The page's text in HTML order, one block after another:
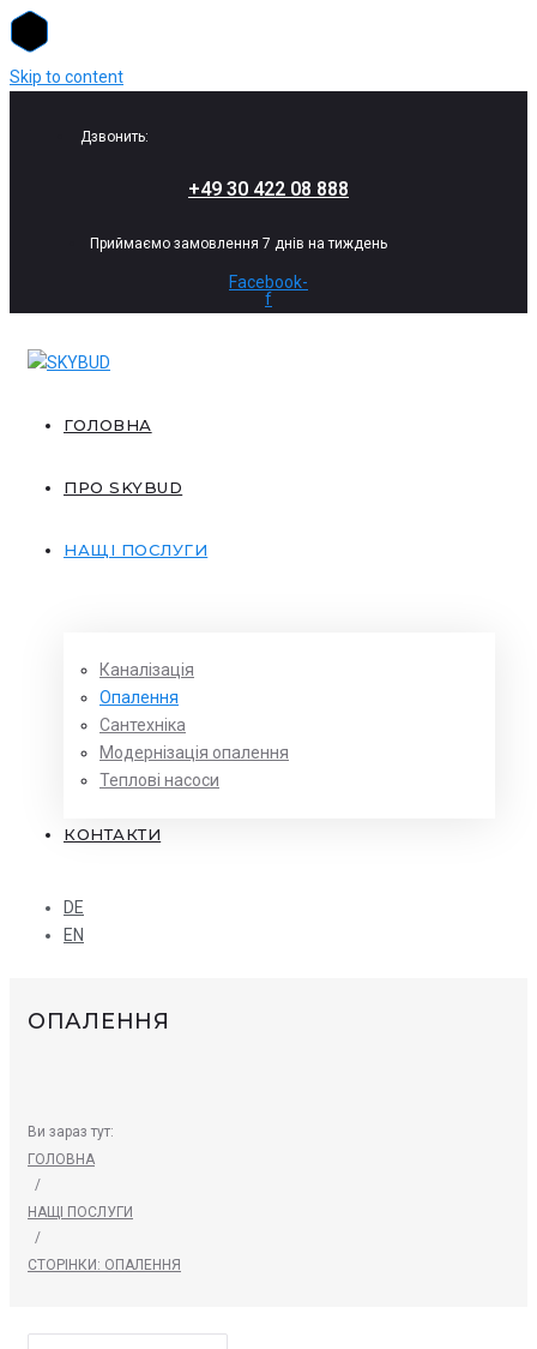
Skip to content
Дзвонить:
+49 30 422 08 888
Приймаємо замовлення 7 днів на тиждень
Facebook-
f
ГОЛОВНА
ПРО SKYBUD
НАЩІ ПОСЛУГИ
Каналізація
Опалення
Сантехніка
Модернізація опалення
Теплові насоси
КОНТАКТИ
DE
EN
ОПАЛЕННЯ
Ви зараз тут:
ГОЛОВНА
/
НАЩІ ПОСЛУГИ
/
СТОРІНКИ: ОПАЛЕННЯ